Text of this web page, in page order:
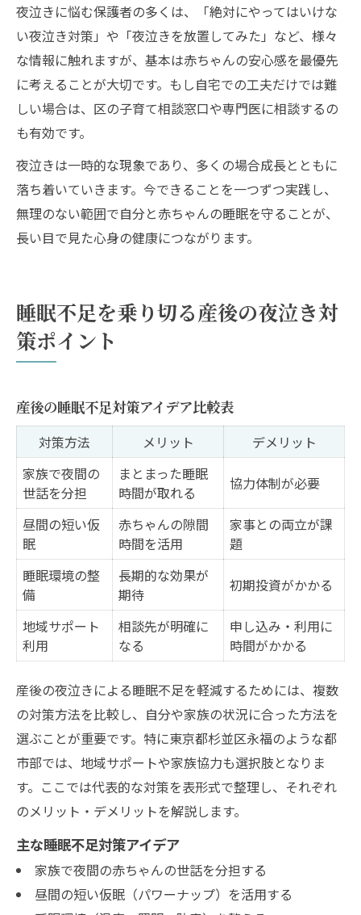
夜泣きに悩む保護者の多くは、「絶対にやってはいけな
い夜泣き対策」や「夜泣きを放置してみた」など、様々
な情報に触れますが、基本は赤ちゃんの安心感を最優先
に考えることが大切です。もし自宅での工夫だけでは難
しい場合は、区の子育て相談窓口や専門医に相談するの
も有効です。
夜泣きは一時的な現象であり、多くの場合成長とともに
落ち着いていきます。今できることを一つずつ実践し、
無理のない範囲で自分と赤ちゃんの睡眠を守ることが、
長い目で見た心身の健康につながります。
睡眠不足を乗り切る産後の夜泣き対
策ポイント
産後の睡眠不足対策アイデア比較表
対策方法 メリット
デメリット
家族で夜間の
世話を分担
まとまった睡眠
時間が取れる
協力体制が必要
昼間の短い仮
眠
赤ちゃんの隙間
時間を活用
家事との両立が課
題
睡眠環境の整
備
長期的な効果が
期待
初期投資がかかる
地域サポート
利用
相談先が明確に
なる
申し込み・利用に
時間がかかる
産後の夜泣きによる睡眠不足を軽減するためには、複数
の対策方法を比較し、自分や家族の状況に合った方法を
選ぶことが重要です。特に東京都杉並区永福のような都
市部では、地域サポートや家族協力も選択肢となりま
す。ここでは代表的な対策を表形式で整理し、それぞれ
のメリット・デメリットを解説します。
主な睡眠不足対策アイデア
家族で夜間の赤ちゃんの世話を分担する
昼間の短い仮眠（パワーナップ）を活用する